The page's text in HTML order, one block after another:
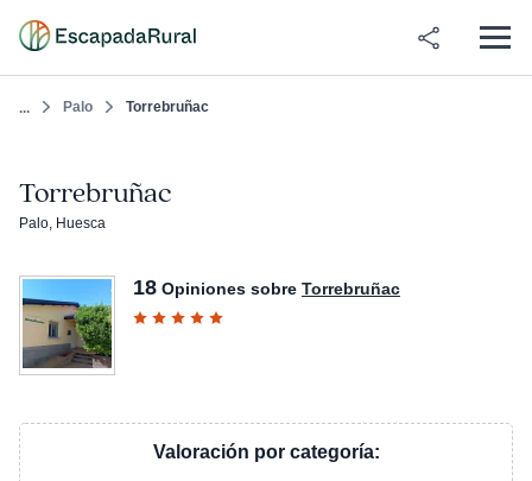
... Palo Torrebruñac
Torrebruñac
Palo, Huesca
18 Opiniones sobre Torrebruñac
Valoración por categoría: